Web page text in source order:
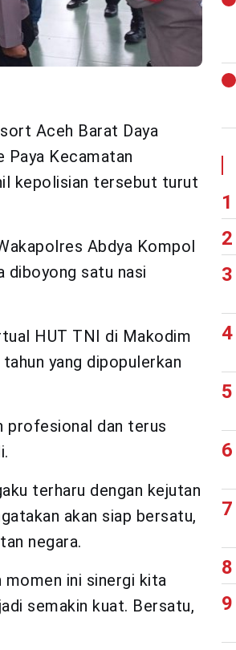
Aceh Barat Daya
Paya Kecamatan
kepolisian tersebut turut
Abdya Kompol
diboyong satu nasi
HUT TNI di Makodim
yang dipopulerkan
profesional dan terus
terharu dengan kejutan
akan siap bersatu,
negara.
momen ini sinergi kita
semakin kuat. Bersatu,